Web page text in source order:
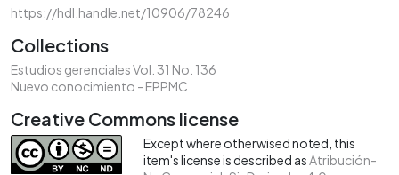
https://hdl.handle.net/10906/78246
Collections
Estudios gerenciales Vol. 31 No. 136
Nuevo conocimiento - EPPMC
Creative Commons license
Except where otherwised noted, this
item's license is described asAtribución-